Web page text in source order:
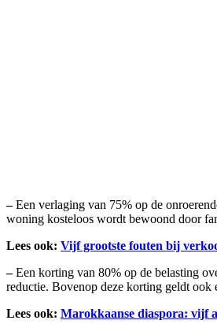
–Een verlaging van 75% op de
woning kosteloos wordt bewoond door
Lees ook: Vijf grootste fouten bij
–Een korting van 80% op de belasting
reductie. Bovenop deze korting geldt ook
Lees ook: Marokkaanse diaspora: vijf